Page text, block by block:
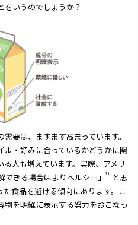
をいうのでしょうか？
要は、ますます高まっています。
・好みに合っているかどうかに関
人も増えています。実際、アメリ
きる場合はよりヘルシー」
1）
と思
食品を避ける傾向にあります。こ
を明確に表示する努力をおこなっ